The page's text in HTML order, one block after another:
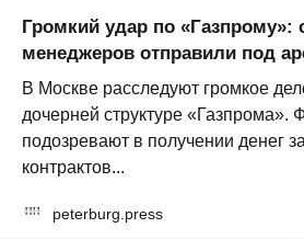
Громкий удар по «Газпрому»:
менеджеров отправили под
В Москве расследуют громкое
дочерней структуре «Газпрома».
подозревают в получении денег
контрактов...
peterburg.press